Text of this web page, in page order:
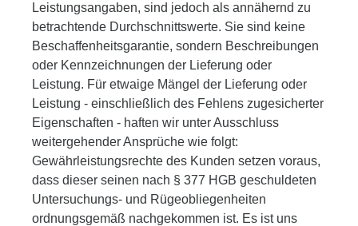
Leistungsangaben, sind jedoch als annähernd zu
betrachtende Durchschnittswerte. Sie sind keine
Beschaffenheitsgarantie, sondern Beschreibungen
oder Kennzeichnungen der Lieferung oder
Leistung. Für etwaige Mängel der Lieferung oder
Leistung - einschließlich des Fehlens zugesicherter
Eigenschaften - haften wir unter Ausschluss
weitergehender Ansprüche wie folgt:
Gewährleistungsrechte des Kunden setzen voraus,
dass dieser seinen nach § 377 HGB geschuldeten
Untersuchungs- und Rügeobliegenheiten
ordnungsgemäß nachgekommen ist. Es ist uns